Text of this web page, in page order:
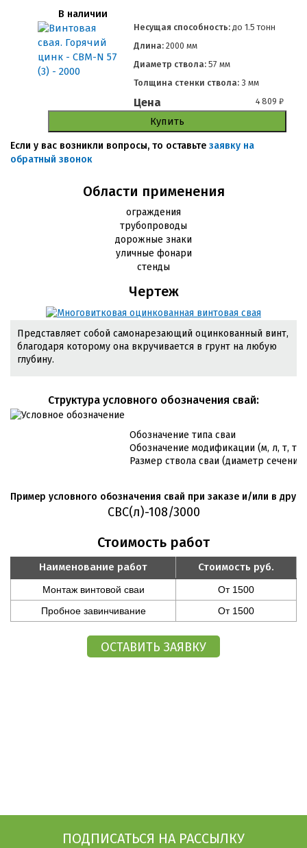
В наличии
Несущая способность: до 1.5 тонн
Длина:2000 мм
Диаметр ствола:57 мм
Толщина стенки ствола:3 мм
Цена 4 809₽
Купить
Если у вас возникли вопросы, то оставьте заявку на
обратный звонок
Области применения
ограждения
трубопроводы
дорожные знаки
уличные фонари
стенды
Чертеж
Представляет собой самонарезающий оцинкованный винт,
благодаря которому она вкручивается в грунт на любую
глубину.
Cтруктура условного обозначения свай:
Обозначение типа сваи
Обозначение модификации (м, л, т, т/
Размер ствола сваи (диаметр
Пример условного обозначения свай при заказе и/или в
СВС(л)-108/3000
Стоимость работ
Наименование работ Стоимость руб.
Монтаж винтовой сваи
От 1500
Пробное завинчивание
От 1500
ПОДПИСАТЬСЯ НА РАССЫЛКУ